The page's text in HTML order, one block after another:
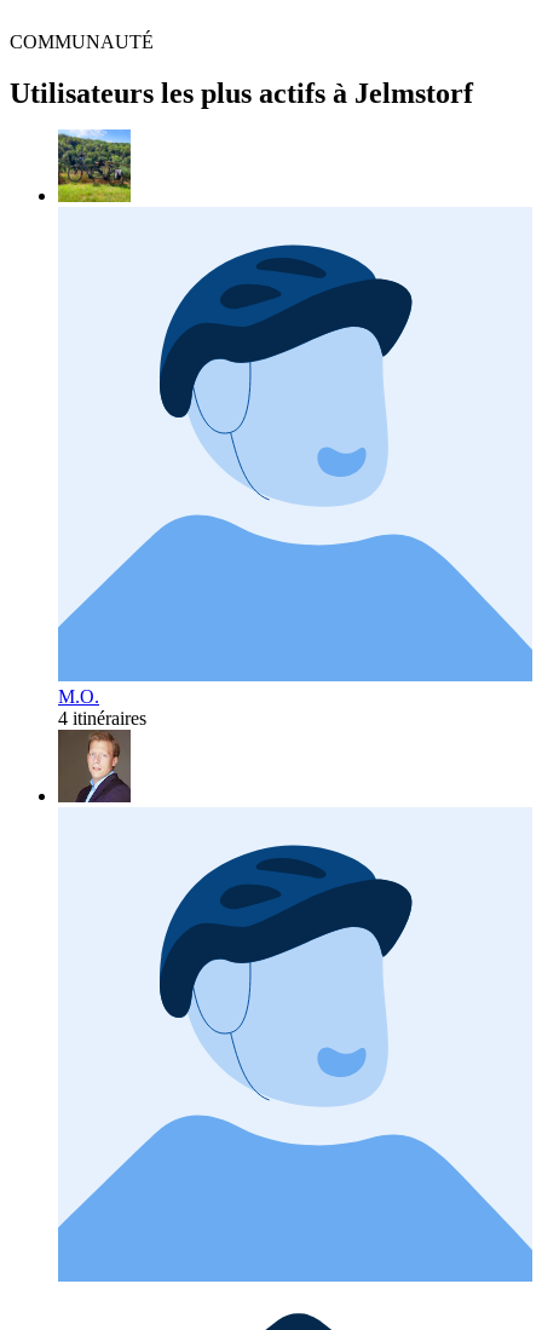
COMMUNAUTÉ
Utilisateurs les plus actifs à Jelmstorf
M.O.
4 itinéraires